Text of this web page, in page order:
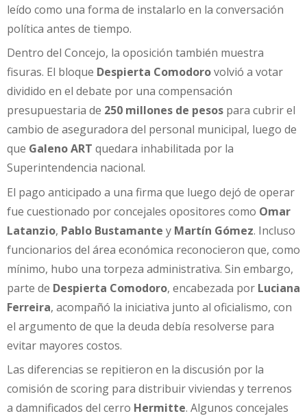
leído como una forma de instalarlo en la conversación
política antes de tiempo.
Dentro del Concejo, la oposición también muestra
fisuras. El bloque Despierta Comodorovolvió a votar
dividido en el debate por una compensación
presupuestaria de 250 millones de pesos para cubrir el
cambio de aseguradora del personal municipal, luego de
que Galeno ART quedara inhabilitada por la
Superintendencia nacional.
El pago anticipado a una firma que luego dejó de operar
fue cuestionado por concejales opositores como Omar
Latanzio, Pablo Bustamante y Martín Gómez. Incluso
funcionarios del área económica reconocieron que, como
mínimo, hubo una torpeza administrativa. Sin embargo,
parte de Despierta Comodoro, encabezada por Luciana
Ferreira, acompañó la iniciativa junto al oficialismo, con
el argumento de que la deuda debía resolverse para
evitar mayores costos.
Las diferencias se repitieron en la discusión por la
comisión de scoring para distribuir viviendas y terrenos
a damnificados del cerro Hermitte. Algunos concejales